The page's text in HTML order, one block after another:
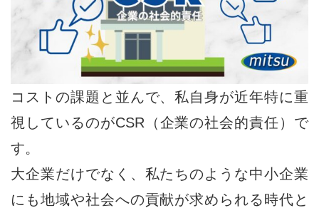
コストの課題と並んで、私自身が近年特に重
視しているのがCSR（企業の社会的責任）で
す。
大企業だけでなく、私たちのような中小企業
にも地域や社会への貢献が求められる時代と